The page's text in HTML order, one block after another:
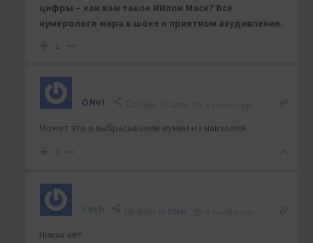
цифры – как вам такое ИИлон Маск? Все
нумерологи мира в шоке и приятном ахудивлении.
1
ONet Jash
Может это о выбрасывании мумии из мавзолея…
Jash ONet
Никак нет